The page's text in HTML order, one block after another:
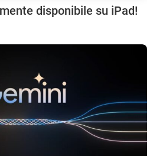
disponibile su iPad!